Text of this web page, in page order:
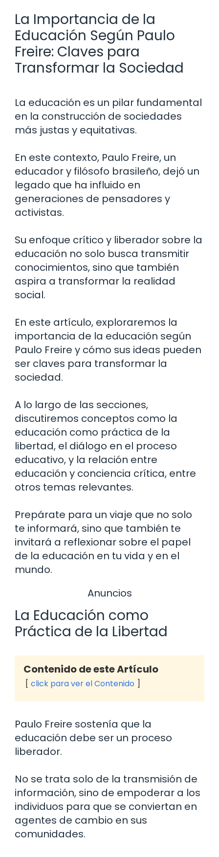
La Importancia de la
Educación Según Paulo
Freire: Claves para
Transformar la Sociedad
La educación es un pilar fundamental
en la construcción de sociedades
más justas y equitativas.
En este contexto, Paulo Freire, un
educador y filósofo brasileño, dejó un
legado que ha influido en
generaciones de pensadores y
activistas.
Su enfoque crítico y liberador sobre la
educación no solo busca transmitir
conocimientos, sino que también
aspira a transformar la realidad
social.
En este artículo, exploraremos la
importancia de la educación según
Paulo Freire y cómo sus ideas pueden
ser claves para transformar la
sociedad.
A lo largo de las secciones,
discutiremos conceptos como la
educación como práctica de la
libertad, el diálogo en el proceso
educativo, y la relación entre
educación y conciencia crítica, entre
otros temas relevantes.
Prepárate para un viaje que no solo
te informará, sino que también te
invitará a reflexionar sobre el papel
de la educación en tu vida y en el
mundo.
Anuncios
La Educación como
Práctica de la Libertad
Contenido de este Artículo
click para ver el Contenido
Paulo Freire sostenía que la
educación debe ser un proceso
liberador.
No se trata solo de la transmisión de
información, sino de empoderar a los
individuos para que se conviertan en
agentes de cambio en sus
comunidades.